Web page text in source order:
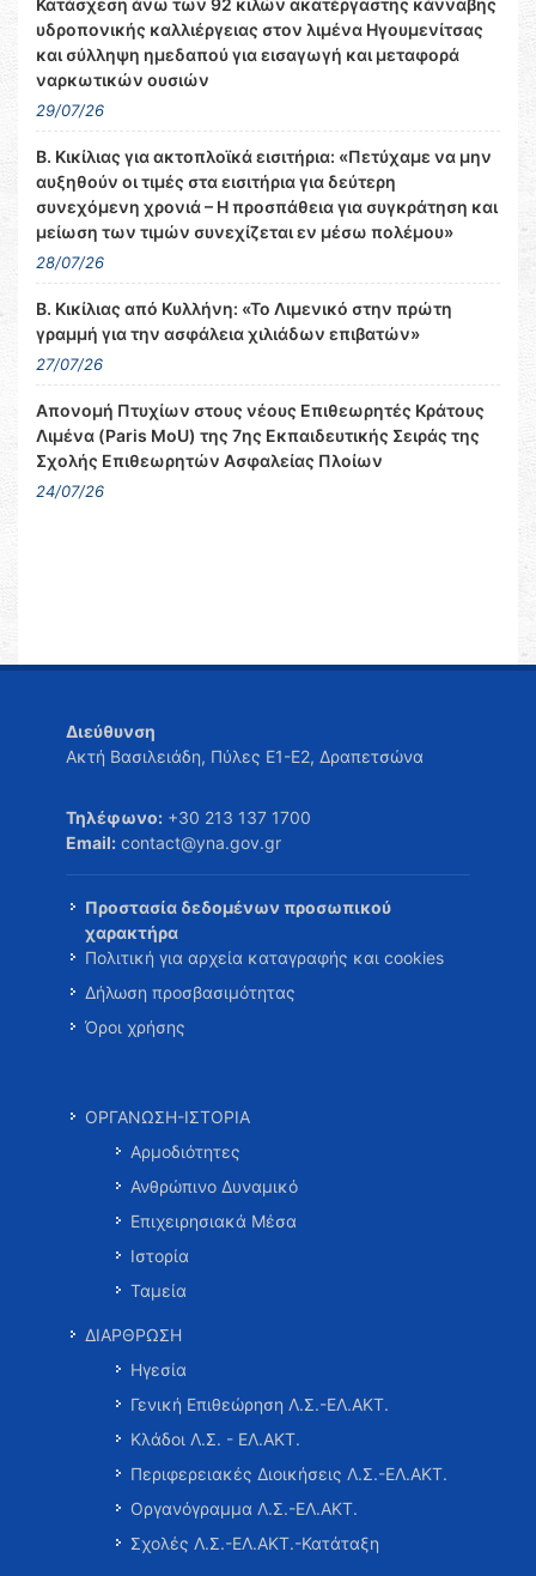
Κατάσχεση άνω των 92 κιλών ακατέργαστης κάνναβης
υδροπονικής καλλιέργειας στον λιμένα Ηγουμενίτσας
και σύλληψη ημεδαπού για εισαγωγή και μεταφορά
ναρκωτικών ουσιών
29/07/26
Β. Κικίλιας για ακτοπλοϊκά εισιτήρια: «Πετύχαμε να μην
αυξηθούν οι τιμές στα εισιτήρια για δεύτερη
συνεχόμενη χρονιά – Η προσπάθεια για συγκράτηση και
μείωση των τιμών συνεχίζεται εν μέσω πολέμου»
28/07/26
Β. Κικίλιας από Κυλλήνη: «Το Λιμενικό στην πρώτη
γραμμή για την ασφάλεια χιλιάδων επιβατών»
27/07/26
Απονομή Πτυχίων στους νέους Επιθεωρητές Κράτους
Λιμένα (Paris MoU) της 7ης Εκπαιδευτικής Σειράς της
Σχολής Επιθεωρητών Ασφαλείας Πλοίων
24/07/26
Διεύθυνση
Ακτή Βασιλειάδη, Πύλες Ε1-Ε2, Δραπετσώνα
Τηλέφωνο: +30 213 137 1700
Email: contact@yna.gov.gr
Προστασία δεδομένων προσωπικού
χαρακτήρα
Πολιτική για αρχεία καταγραφής και cookies
Δήλωση προσβασιμότητας
Όροι χρήσης
ΟΡΓΑΝΩΣΗ-ΙΣΤΟΡΙΑ
Αρμοδιότητες
Ανθρώπινο Δυναμικό
Επιχειρησιακά Μέσα
Ιστορία
Ταμεία
ΔΙΑΡΘΡΩΣΗ
Ηγεσία
Γενική Επιθεώρηση Λ.Σ.-ΕΛ.ΑΚΤ.
Κλάδοι Λ.Σ. - ΕΛ.ΑΚΤ.
Περιφερειακές Διοικήσεις Λ.Σ.-ΕΛ.ΑΚΤ.
Οργανόγραμμα Λ.Σ.-ΕΛ.ΑΚΤ.
Σχολές Λ.Σ.-ΕΛ.ΑΚΤ.-Κατάταξη